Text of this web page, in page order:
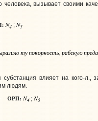
человека, вызывает своими
N4;N5
ту покорность, рабскую
субстанция влияет на
людям.
ОРП: N4;N5